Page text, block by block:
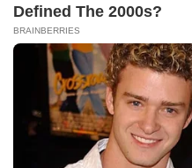
Copyright ©